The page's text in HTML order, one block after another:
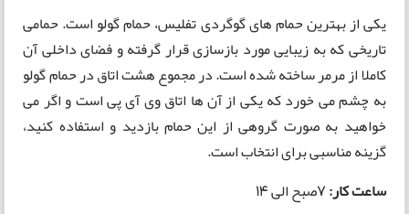
یکی از بهترین حمام های گوگردی تفلیس، حمام گولو است. حمامی
تاریخی که به زیبایی مورد بازسازی قرار گرفته و فضای داخلی آن
کاملا از مرمر ساخته شده است. در مجموع هشت اتاق در حمام گولو
به چشم می خورد که یکی از آن ها اتاق وی آی پی است و اگر می
خواهید به صورت گروهی از این حمام بازدید و استفاده کنید،
گزینه مناسبی برای انتخاب است.
ساعت کار:7صبح الی 14